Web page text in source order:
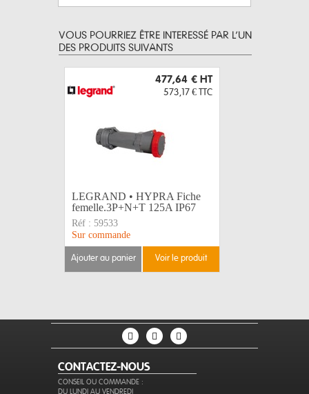
VOUS POURRIEZ ÊTRE INTERESSÉ PAR L’UN
DES PRODUITS SUIVANTS
477,64 € HT
573,17 € TTC
LEGRAND • HYPRA Fiche
femelle.3P+N+T 125A IP67
Réf : 59533
Sur commande
ajouter au panier voir le produit
CONTACTEZ-NOUS
CONSEIL OU COMMANDE :
DU LUNDI AU VENDREDI